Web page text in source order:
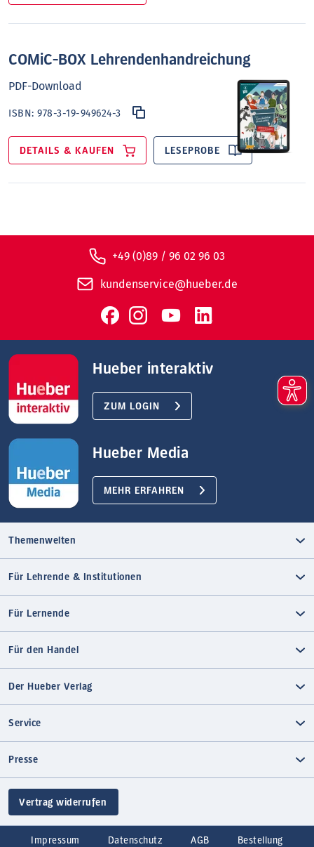
COMiC-BOX Lehrendenhandreichung
PDF-Download
ISBN:978-3-19-949624-3
DETAILS & KAUFEN LESEPROBE
+49 (0)89 / 96 02 96 03
kundenservice@hueber.de
Hueber interaktiv
ZUM LOGIN
Hueber Media
MEHR ERFAHREN
Themenwelten
Für Lehrende & Institutionen
Für Lernende
Für den Handel
Der Hueber Verlag
Service
Presse
Vertrag widerrufen
Impressum Datenschutz AGB Bestellung